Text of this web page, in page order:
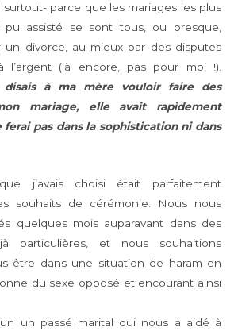
parce que les mariages les plus
pu assisté se sont tous, ou presque,
un divorce, au mieux par des disputes
l’argent (là encore, pas pour moi !).
à ma mère vouloir faire des
mariage, elle avait rapidement
pas dans la sophistication ni dans
j’avais choisi était parfaitement
souhaits de cérémonie. Nous nous
quelques mois auparavant dans des
particulières, et nous souhaitions
être dans une situation de haram en
du sexe opposé et encourant ainsi
un passé marital qui nous a aidé à